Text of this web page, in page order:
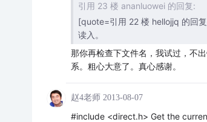
引用 23 楼 ananluowei 的回复:
[quote=引用 22 楼 hellojjq 的回
读入。
那你再检查下文件名，我试过，不
系。粗心大意了。真心感谢。
赵4老师 2013-08-07
#include <direct.h> Get the